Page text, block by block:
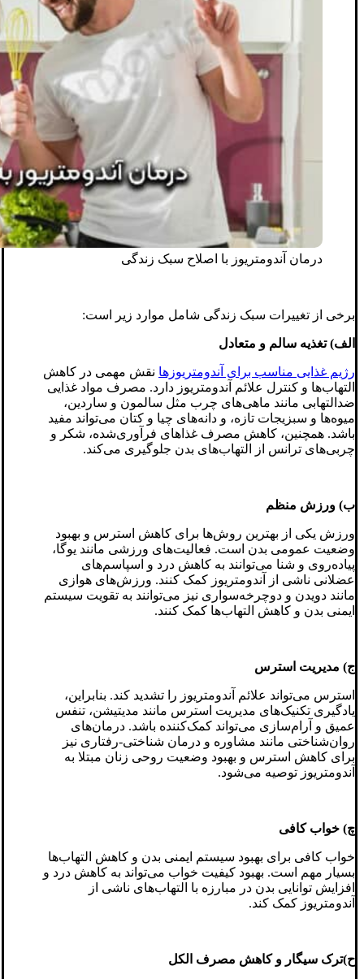
درمان آندومتریوز با اصلاح سبک زندگی
برخی از تغییرات سبک زندگی شامل موارد زیر است:
الف) تغذیه سالم و متعادل
رژیم غذایی مناسب برای آندومتریوزها نقش مهمی در کاهش
التهاب‌ها و کنترل علائم آندومتریوز دارد. مصرف مواد غذایی
ضدالتهابی مانند ماهی‌های چرب مثل سالمون و ساردین،
میوه‌ها و سبزیجات تازه، و دانه‌های چیا و کتان می‌تواند مفید
باشد. همچنین، کاهش مصرف غذاهای فرآوری‌شده، شکر و
چربی‌های ترانس از التهاب‌های بدن جلوگیری می‌کند.
ب) ورزش منظم
ورزش یکی از بهترین روش‌ها برای کاهش استرس و بهبود
وضعیت عمومی بدن است. فعالیت‌های ورزشی مانند یوگا،
پیاده‌روی و شنا می‌توانند به کاهش درد و اسپاسم‌های
عضلانی ناشی از آندومتریوز کمک کنند. ورزش‌های هوازی
مانند دویدن و دوچرخه‌سواری نیز می‌توانند به تقویت سیستم
ایمنی بدن و کاهش التهاب‌ها کمک کنند.
ج) مدیریت استرس
استرس می‌تواند علائم آندومتریوز را تشدید کند. بنابراین،
یادگیری تکنیک‌های مدیریت استرس مانند مدیتیشن، تنفس
عمیق و آرام‌سازی می‌تواند کمک‌کننده باشد. درمان‌های
روان‌شناختی مانند مشاوره و درمان شناختی-رفتاری نیز
برای کاهش استرس و بهبود وضعیت روحی زنان مبتلا به
آندومتریوز توصیه می‌شود.
چ) خواب کافی
خواب کافی برای بهبود سیستم ایمنی بدن و کاهش التهاب‌ها
بسیار مهم است. بهبود کیفیت خواب می‌تواند به کاهش درد و
افزایش توانایی بدن در مبارزه با التهاب‌های ناشی از
آندومتریوز کمک کند.
ح)ترک سیگار و کاهش مصرف الکل